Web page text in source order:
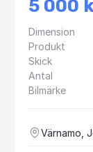
5 000
Dimension
Produkt
Skick
Antal
Bilmärke
Värnamo,